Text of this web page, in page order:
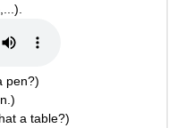
pen?)
a table?)